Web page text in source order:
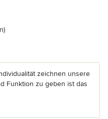
5 Sternen
zeichnen unsere
Funktion zu geben ist das